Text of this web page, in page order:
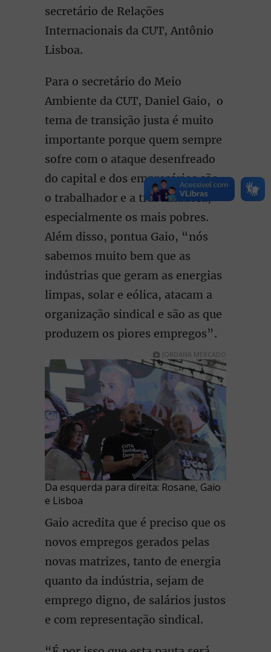
secretário de Relações
Internacionais da CUT, Antônio
Lisboa.
Para o secretário do Meio
Ambiente da CUT, Daniel Gaio, o
tema de transição justa é muito
importante porque quem sempre
sofre com o ataque desenfreado
do capital e dos empresários são
o trabalhador e a trabalhadora,
especialmente os mais pobres.
Além disso, pontua Gaio, “nós
sabemos muito bem que as
indústrias que geram as energias
limpas, solar e eólica, atacam a
organização sindical e são as que
produzem os piores empregos”.
JORDANA MERCADO
Da esquerda para direita: Rosane, Gaio
e Lisboa
Gaio acredita que é preciso que os
novos empregos gerados pelas
novas matrizes, tanto de energia
quanto da indústria, sejam de
emprego digno, de salários justos
e com representação sindical.